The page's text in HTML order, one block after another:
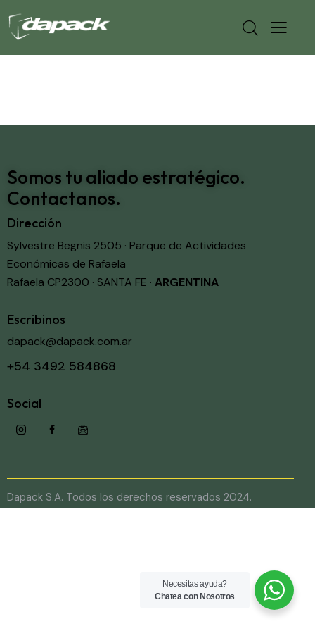
Somos tu aliado estratégico.
Contactanos.
Dirección
Sylvestre Begnis 2505 · Parque de Actividades
Económicas de Rafaela
Rafaela CP2300 · SANTA FE · ARGENTINA
Escribinos
dapack@dapack.com.ar
+54 3492 584868
Social
Dapack S.A. Todos los derechos reservados 2024.
Necesitas ayuda?
Chatea con Nosotros